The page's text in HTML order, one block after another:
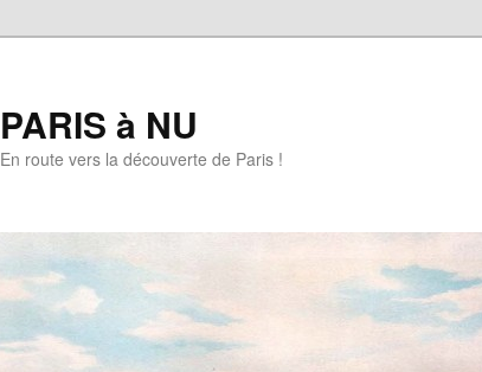
PARIS à NU
En route vers la découverte de Paris !